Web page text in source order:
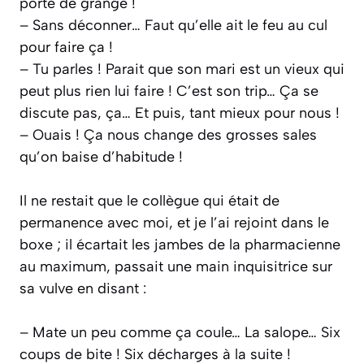
– Sans déconner… Faut qu’elle ait le feu au cul
pour faire ça !
– Tu parles ! Parait que son mari est un vieux qui
peut plus rien lui faire ! C’est son trip… Ça se
discute pas, ça… Et puis, tant mieux pour nous !
– Ouais ! Ça nous change des grosses sales
qu’on baise d’habitude !
Il ne restait que le collègue qui était de
permanence avec moi, et je l’ai rejoint dans le
boxe ; il écartait les jambes de la pharmacienne
au maximum, passait une main inquisitrice sur
sa vulve en disant :
– Mate un peu comme ça coule… La salope… Six
coups de bite ! Six décharges à la suite !